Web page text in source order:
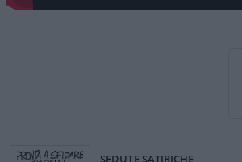
SEDUTE SATIRICHE